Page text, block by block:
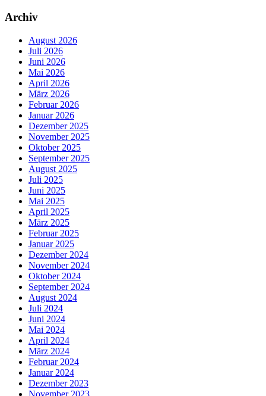
Archiv
August 2026
Juli 2026
Juni 2026
Mai 2026
April 2026
März 2026
Februar 2026
Januar 2026
Dezember 2025
November 2025
Oktober 2025
September 2025
August 2025
Juli 2025
Juni 2025
Mai 2025
April 2025
März 2025
Februar 2025
Januar 2025
Dezember 2024
November 2024
Oktober 2024
September 2024
August 2024
Juli 2024
Juni 2024
Mai 2024
April 2024
März 2024
Februar 2024
Januar 2024
Dezember 2023
November 2023